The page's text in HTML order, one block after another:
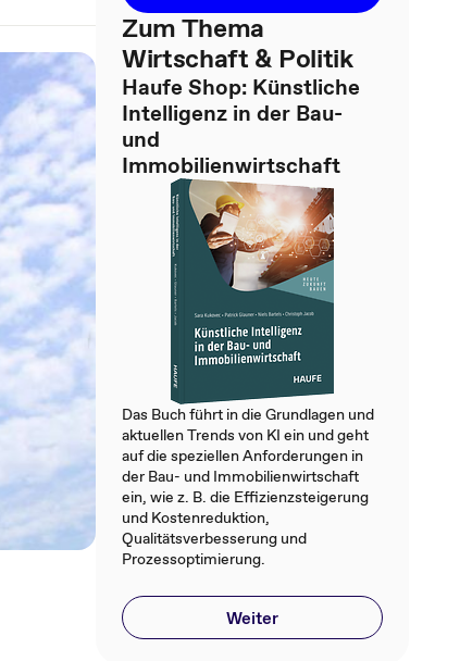
Zum Thema
Wirtschaft & Politik
Haufe Shop: Künstliche
Intelligenz in der Bau-
und
Immobilienwirtschaft
Das Buch führt in die Grundlagen und
aktuellen Trends von KI ein und geht
auf die speziellen Anforderungen in
der Bau- und Immobilienwirtschaft
ein, wie z. B. die Effizienzsteigerung
und Kostenreduktion,
Qualitätsverbesserung und
Prozessoptimierung.
Weiter